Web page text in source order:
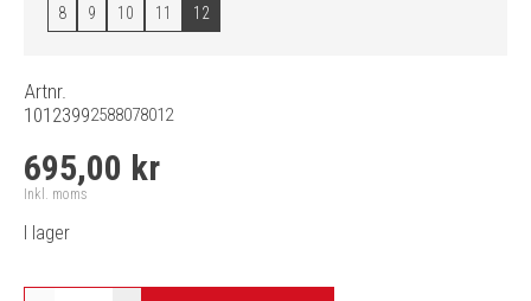
8 9 10 11 12
Artnr.
10123992588078012
695,00 kr
Inkl. moms
I lager